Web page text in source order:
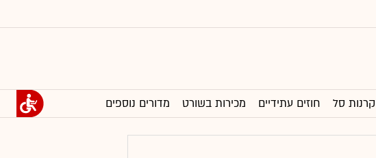
קרנות סל חוזים עתידיים מכירות בשורט מדורים נוספים